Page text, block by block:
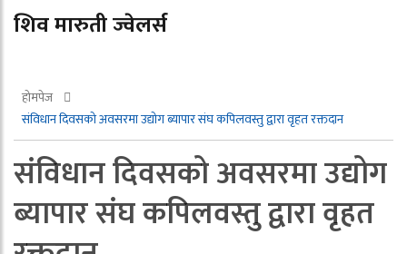
शिव मारुती ज्वेलर्स
होमपेज
संविधान दिवसको अवसरमा उद्योग ब्यापार संघ कपिलवस्तु द्वारा वृहत रक्तदान
संविधान दिवसको अवसरमा उद्योग
ब्यापार संघ कपिलवस्तु द्वारा वृहत